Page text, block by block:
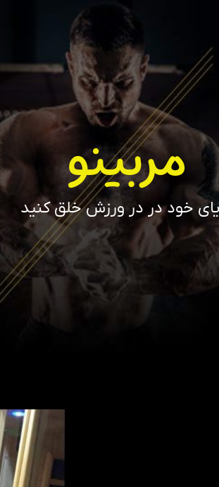
مربینو
خود در در ورزش خلق کنید